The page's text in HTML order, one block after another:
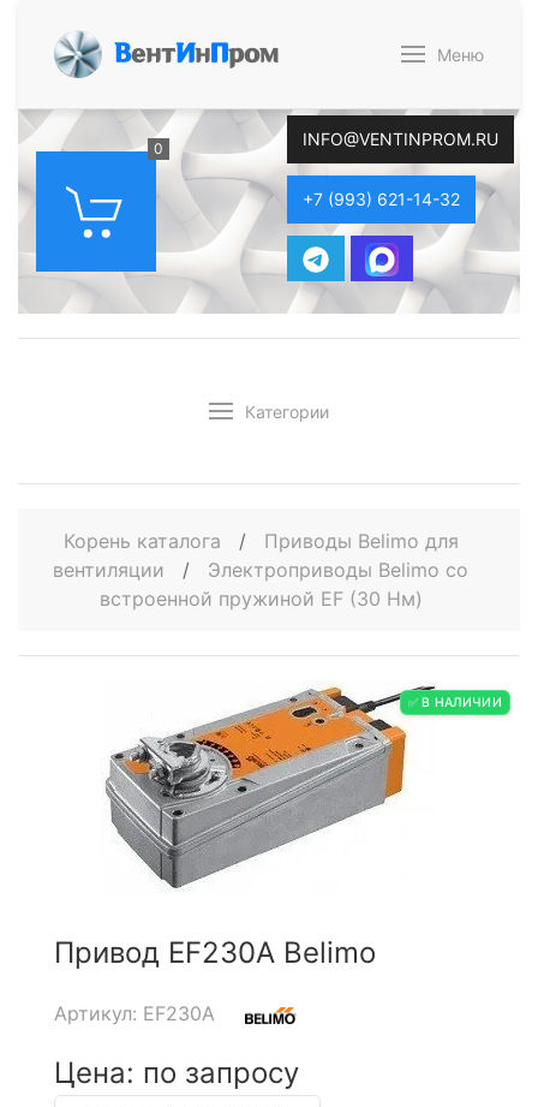
ВентИнПром Меню
0 INFO@VENTINPROM.RU
+7 (993) 621-14-32
Категории
Корень каталога /
Приводы Belimo для
вентиляции
/
Электроприводы Belimo со
встроенной пружиной EF (30 Нм)
✅ В НАЛИЧИИ
Привод EF230A Belimo
Артикул: EF230A
Цена: по запросу